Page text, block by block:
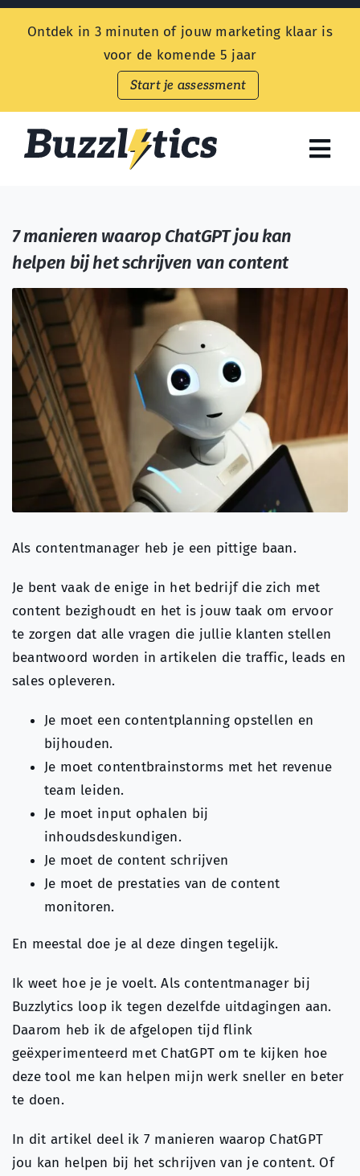
Ontdek in 3 minuten of jouw marketing klaar is
voor de komende 5 jaar
Start je assessment
Aanbod
Prijzen
Kennisbank
Over ons
Search
for:
7 manieren waarop ChatGPT jou kan
helpen bij het schrijven van content
Als contentmanager heb je een pittige baan.
Je bent vaak de enige in het bedrijf die zich met
content bezighoudt en het is jouw taak om ervoor
te zorgen dat alle vragen die jullie klanten stellen
beantwoord worden in artikelen die traffic, leads en
sales opleveren.
Je moet een contentplanning opstellen en
bijhouden.
Je moet contentbrainstorms met het revenue
team leiden.
Je moet input ophalen bij
inhoudsdeskundigen.
Je moet de content schrijven
Je moet de prestaties van de content
monitoren.
En meestal doe je al deze dingen tegelijk.
Ik weet hoe je je voelt. Als contentmanager bij
Buzzlytics loop ik tegen dezelfde uitdagingen aan.
Daarom heb ik de afgelopen tijd flink
geëxperimenteerd met ChatGPT om te kijken hoe
deze tool me kan helpen mijn werk sneller en beter
te doen.
In dit artikel deel ik 7 manieren waarop ChatGPT
jou kan helpen bij het schrijven van je content. Of